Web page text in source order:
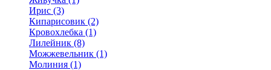
Ирис (3)
Кипарисовик (2)
Кровохлебка (1)
Лилейник (8)
Можжевельник (1)
Молиния (1)